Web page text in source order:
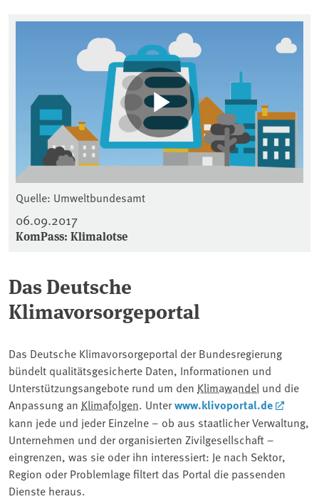
Quelle: Umweltbundesamt
06.09.2017
KomPass: Klimalotse
Das Deutsche
Klimavorsorgeportal
Das Deutsche Klimavorsorgeportal der Bundesregierung
bündelt qualitätsgesicherte Daten, Informationen und
Unterstützungsangebote rund um den Klimawandel und die
Anpassung an Klimafolgen. Unterwww.klivoportal.de
kann jede und jeder Einzelne – ob aus staatlicher Verwaltung,
Unternehmen und der organisierten Zivilgesellschaft –
eingrenzen, was sie oder ihn interessiert: Je nach Sektor,
Region oder Problemlage filtert das Portal die passenden
Dienste heraus.